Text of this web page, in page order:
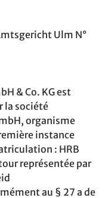
Ulm N°
& Co. KG est
la société
organisme
instance
: HRB
représentée par
au § 27 a de